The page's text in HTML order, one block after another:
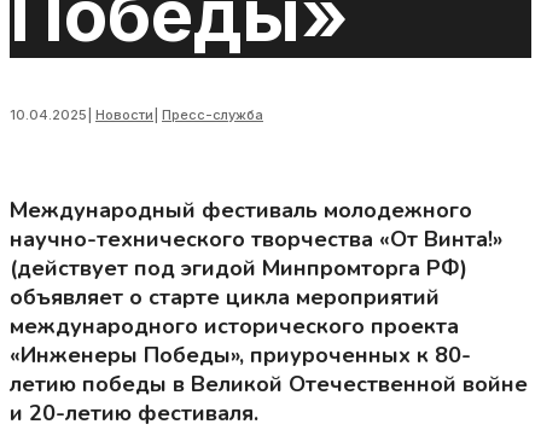
10.04.2025 Новости Пресс-служба
Международный фестиваль молодежного
научно-технического творчества «От Винта!»
(действует под эгидой Минпромторга РФ)
объявляет о старте цикла мероприятий
международного исторического проекта
«Инженеры Победы», приуроченных к 80-
летию победы в Великой Отечественной войне
и 20-летию фестиваля.